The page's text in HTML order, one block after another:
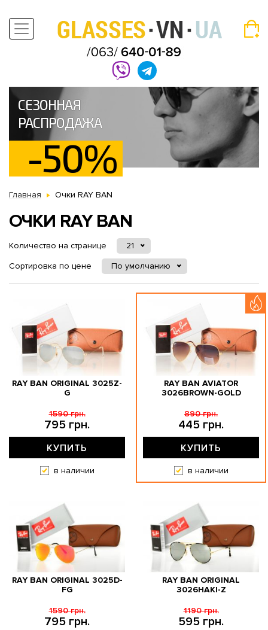
СЕЗОННАЯ
РАСПРОДАЖА
-50%
Главная Очки RAY BAN
ОЧКИ RAY BAN
Количество на странице
21
Сортировка по цене
По умолчанию
RAY BAN ORIGINAL 3025Z-
G
795 грн.
1590 грн.
КУПИТЬ
в наличии
RAY BAN AVIATOR
3026BROWN-GOLD
445 грн.
890 грн.
КУПИТЬ
в наличии
RAY BAN ORIGINAL 3025D-
FG
795 грн.
1590 грн.
RAY BAN ORIGINAL
3026HAKI-Z
595 грн.
1190 грн.